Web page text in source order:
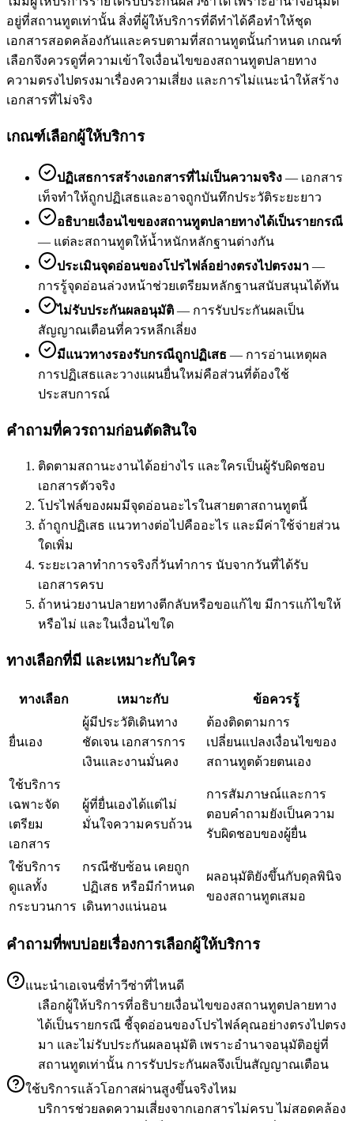
อยู่ที่สถานทูตเท่านั้น สิ่งที่ผู้ให้บริการที่ดีทำได้คือทำให้ชุด
เอกสารสอดคล้องกันและครบตามที่สถานทูตนั้นกำหนด เกณฑ์
เลือกจึงควรดูที่ความเข้าใจเงื่อนไขของสถานทูตปลายทาง
ความตรงไปตรงมาเรื่องความเสี่ยง และการไม่แนะนำให้สร้าง
เอกสารที่ไม่จริง
เกณฑ์เลือกผู้ให้บริการ
ปฏิเสธการสร้างเอกสารที่ไม่เป็นความจริง — เอกสาร
เท็จทำให้ถูกปฏิเสธและอาจถูกบันทึกประวัติระยะยาว
อธิบายเงื่อนไขของสถานทูตปลายทางได้เป็นรายกรณี
— แต่ละสถานทูตให้น้ำหนักหลักฐานต่างกัน
ประเมินจุดอ่อนของโปรไฟล์อย่างตรงไปตรงมา —
การรู้จุดอ่อนล่วงหน้าช่วยเตรียมหลักฐานสนับสนุนได้ทัน
ไม่รับประกันผลอนุมัติ — การรับประกันผลเป็น
สัญญาณเตือนที่ควรหลีกเลี่ยง
มีแนวทางรองรับกรณีถูกปฏิเสธ — การอ่านเหตุผล
การปฏิเสธและวางแผนยื่นใหม่คือส่วนที่ต้องใช้
ประสบการณ์
คำถามที่ควรถามก่อนตัดสินใจ
ติดตามสถานะงานได้อย่างไร และใครเป็นผู้รับผิดชอบ
เอกสารตัวจริง
โปรไฟล์ของผมมีจุดอ่อนอะไรในสายตาสถานทูตนี้
ถ้าถูกปฏิเสธ แนวทางต่อไปคืออะไร และมีค่าใช้จ่ายส่วน
ใดเพิ่ม
ระยะเวลาทำการจริงกี่วันทำการ นับจากวันที่ได้รับ
เอกสารครบ
ถ้าหน่วยงานปลายทางตีกลับหรือขอแก้ไข มีการแก้ไขให้
หรือไม่ และในเงื่อนไขใด
ทางเลือกที่มี และเหมาะกับใคร
ทางเลือก เหมาะกับ ข้อควรรู้
ยื่นเอง
ผู้มีประวัติเดินทาง
ชัดเจน เอกสารการ
เงินและงานมั่นคง
ต้องติดตามการ
เปลี่ยนแปลงเงื่อนไขของ
สถานทูตด้วยตนเอง
ใช้บริการ
เฉพาะจัด
เตรียม
เอกสาร
ผู้ที่ยื่นเองได้แต่ไม่
มั่นใจความครบถ้วน
การสัมภาษณ์และการ
ตอบคำถามยังเป็นความ
รับผิดชอบของผู้ยื่น
ใช้บริการ
ดูแลทั้ง
กระบวนการ
กรณีซับซ้อน เคยถูก
ปฏิเสธ หรือมีกำหนด
เดินทางแน่นอน
ผลอนุมัติยังขึ้นกับดุลพินิจ
ของสถานทูตเสมอ
คำถามที่พบบ่อยเรื่องการเลือกผู้ให้บริการ
แนะนำเอเจนซี่ทำวีซ่าที่ไหนดี
เลือกผู้ให้บริการที่อธิบายเงื่อนไขของสถานทูตปลายทาง
ได้เป็นรายกรณี ชี้จุดอ่อนของโปรไฟล์คุณอย่างตรงไปตรง
มา และไม่รับประกันผลอนุมัติ เพราะอำนาจอนุมัติอยู่ที่
สถานทูตเท่านั้น การรับประกันผลจึงเป็นสัญญาณเตือน
ใช้บริการแล้วโอกาสผ่านสูงขึ้นจริงไหม
บริการช่วยลดความเสี่ยงจากเอกสารไม่ครบ ไม่สอดคล้อง